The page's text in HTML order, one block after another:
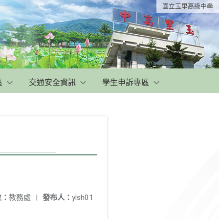
國立玉里高級中學
交通安全資訊 學生申訴專區
發布人： ylsh01
教務處 |